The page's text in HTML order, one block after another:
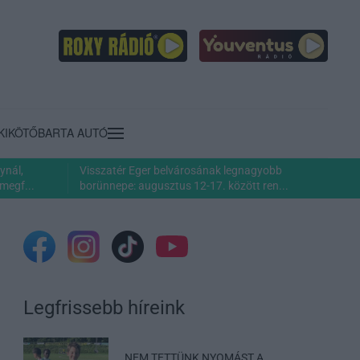
BARTA AUTÓ
Visszatér Eger belvárosának legnagyobb
borünnepe: augusztus 12-17. között ren...
Legfrissebb híreink
„NEM TETTÜNK NYOMÁST A